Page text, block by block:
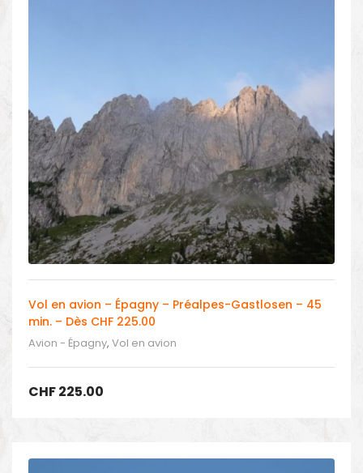
Vol en avion – Épagny – Préalpes-Gastlosen – 45
min. – Dès CHF 225.00
Avion - Épagny, Vol en avion
CHF225.00